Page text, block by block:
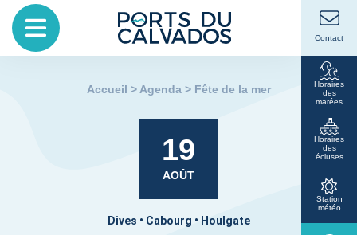
Contact
Horaires
des
marées
Horaires
des
écluses
Station
météo
Accueil > Agenda > Fête de la mer
19
AOÛT
Dives • Cabourg • Houlgate